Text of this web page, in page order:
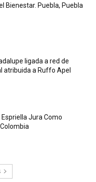
Bienestar. Puebla, Puebla
ligada a red de
atribuida a Ruffo Apel
Jura Como